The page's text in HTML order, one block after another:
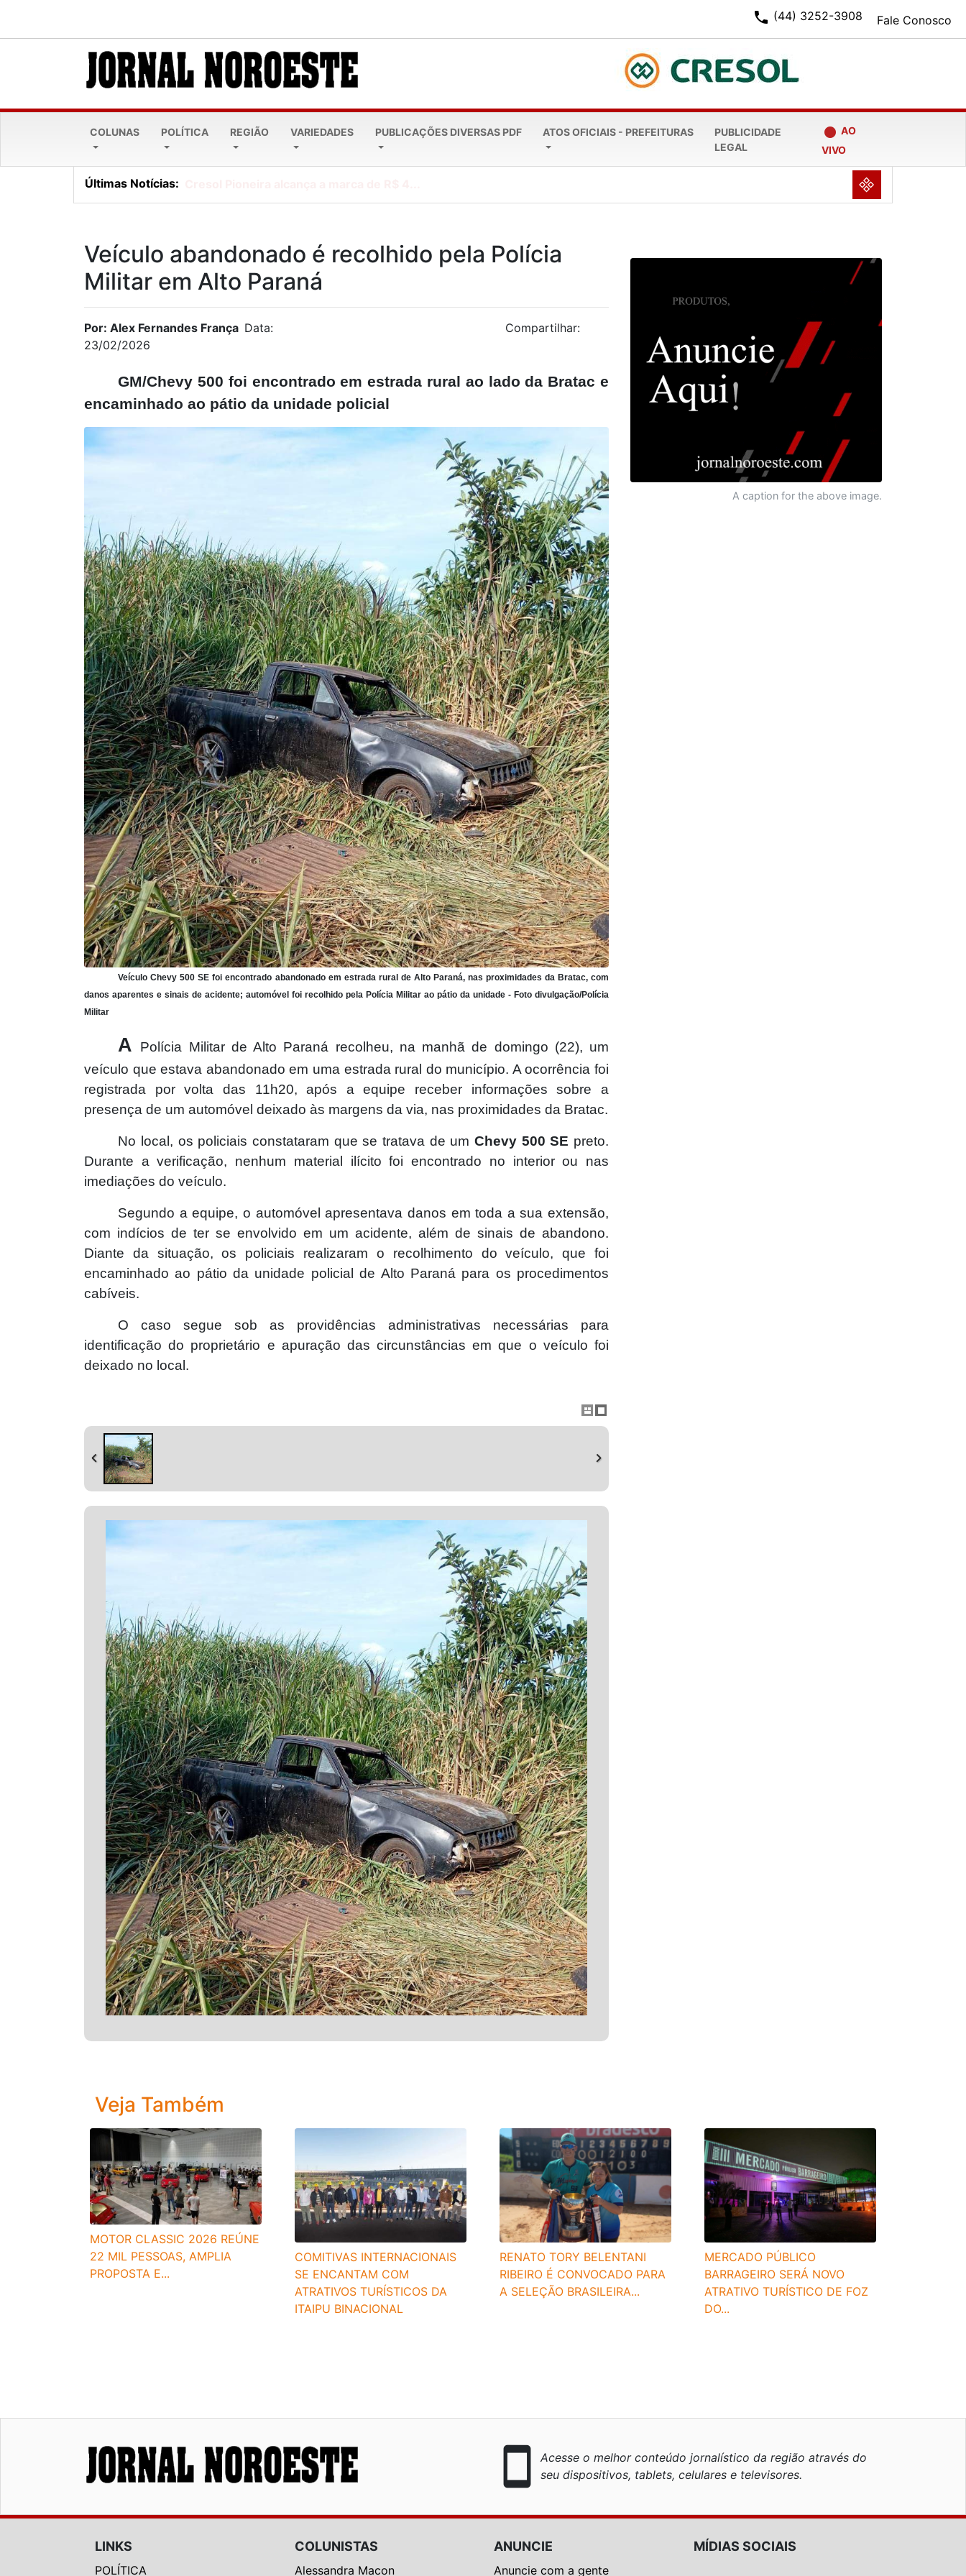
Fale Conosco
phone (44) 3252-3908
COLUNAS POLÍTICA REGIÃO VARIEDADES PUBLICAÇÕES DIVERSAS PDF ATOS OFICIAIS - PREFEITURAS
PUBLICIDADE
LEGAL
fiber_manual_record AO
VIVO
Últimas Notícias: NULL
Veículo abandonado é recolhido pela Polícia
Militar em Alto Paraná
Por: Alex Fernandes França Data:
23/02/2026
Compartilhar:
GM/Chevy 500 foi encontrado em estrada rural ao lado da Bratac e
encaminhado ao pátio da unidade policial
VeículoChevy 500 SE foi encontrado abandonado em estrada rural de Alto Paraná, nas proximidades da Bratac, com
danos aparentes e sinais de acidente; automóvel foi recolhido pela Polícia Militar ao pátio da unidade - Foto divulgação/Polícia
Militar
A
Polícia Militar de Alto Paraná recolheu, na manhã de domingo (22), um
veículo que estava abandonado em uma estrada rural do município. A ocorrência foi
registrada por volta das 11h20, após a equipe receber informações sobre a
presença de um automóvel deixado às margens da via, nas proximidades da Bratac.
No local, os policiais constataram que se tratava de um Chevy 500 SE preto.
Durante a verificação, nenhum material ilícito foi encontrado no interior ou nas
imediações do veículo.
Segundo a equipe, o automóvel apresentava danos em toda a sua extensão,
com indícios de ter se envolvido em um acidente, além de sinais de abandono.
Diante da situação, os policiais realizaram o recolhimento do veículo, que foi
encaminhado ao pátio da unidade policial de Alto Paraná para os procedimentos
cabíveis.
O caso segue sob as providências administrativas necessárias para
identificação do proprietário e apuração das circunstâncias em que o veículo foi
deixado no local.
A caption for the above image.
Veja Também
MOTOR CLASSIC 2026 REÚNE
22 MIL PESSOAS, AMPLIA
PROPOSTA E...
COMITIVAS INTERNACIONAIS
SE ENCANTAM COM
ATRATIVOS TURÍSTICOS DA
ITAIPU BINACIONAL
RENATO TORY BELENTANI
RIBEIRO É CONVOCADO PARA
A SELEÇÃO BRASILEIRA...
MERCADO PÚBLICO
BARRAGEIRO SERÁ NOVO
ATRATIVO TURÍSTICO DE FOZ
DO...
smartphone
Acesse o melhor conteúdo jornalístico da região através do
seu dispositivos, tablets, celulares e televisores.
LINKS
POLÍTICA
COLUNISTAS
Alessandra Macon
ANUNCIE
Anuncie com a gente
MÍDIAS SOCIAIS